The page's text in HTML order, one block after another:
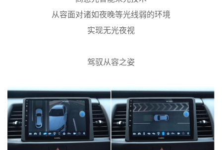
从容面对诸如夜晚等光线弱的环境
实现无光夜视
驾驭从容之姿